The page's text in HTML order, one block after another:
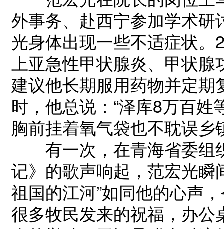
外事务、赴西宁参加学术
光身体出现一些不适症状
上亚急性甲状腺炎、甲状
建议他长期服用药物并定
时，他总说：“泽库8万百姓
胸前挂着氧气袋也不耽误乡
有一次，在青海省委组
记》的歌声响起，范宏光瞬
祖国的江河”如同他的心声
很多牧民发来的祝福，办